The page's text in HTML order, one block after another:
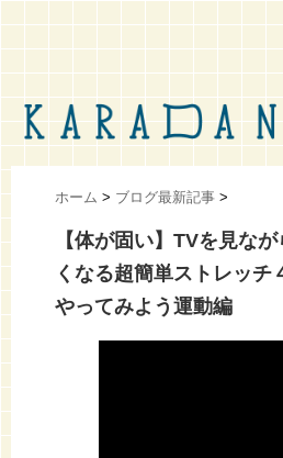
ホーム > ブログ最新記事 >
【体が固い】TVを見な
くなる超簡単ストレッ
やってみよう運動編